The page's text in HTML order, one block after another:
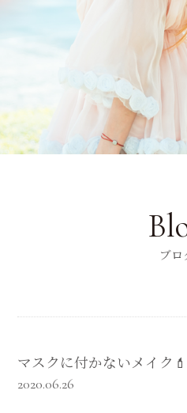
ブロ
マスクに付かないメイク
2020.06.26